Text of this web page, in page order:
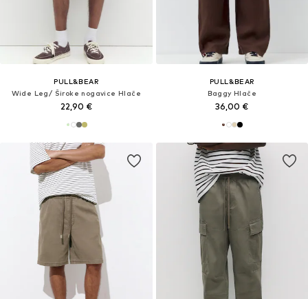
PULL&BEAR
Wide Leg/ Široke nogavice Hlače
22,90 €
PULL&BEAR
Baggy Hlače
36,00 €